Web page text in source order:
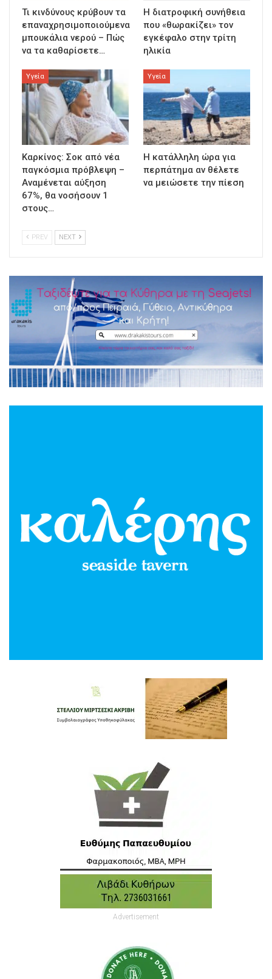
Τι κινδύνους κρύβουν τα
επαναχρησιμοποιούμενα
μπουκάλια νερού – Πώς
να τα καθαρίσετε…
Η διατροφική συνήθεια
που «θωρακίζει» τον
εγκέφαλο στην τρίτη
ηλικία
Υγεία
Καρκίνος: Σοκ από νέα
παγκόσμια πρόβλεψη –
Αναμένεται αύξηση
67%, θα νοσήσουν 1
στους…
Υγεία
Η κατάλληλη ώρα για
περπάτημα αν θέλετε
να μειώσετε την πίεση
PREV NEXT
Advertisement